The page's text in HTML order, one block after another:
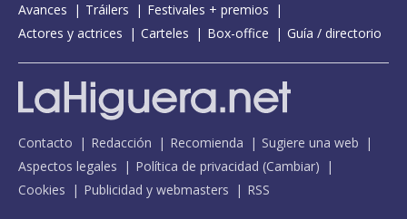
Avances
Tráilers
Festivales + premios
Actores y actrices
Carteles Box-office Guía / directorio
Contacto Redacción Recomienda
Sugiere una web
Aspectos legales
Política de privacidad (Cambiar)
Cookies
Publicidad y webmasters RSS